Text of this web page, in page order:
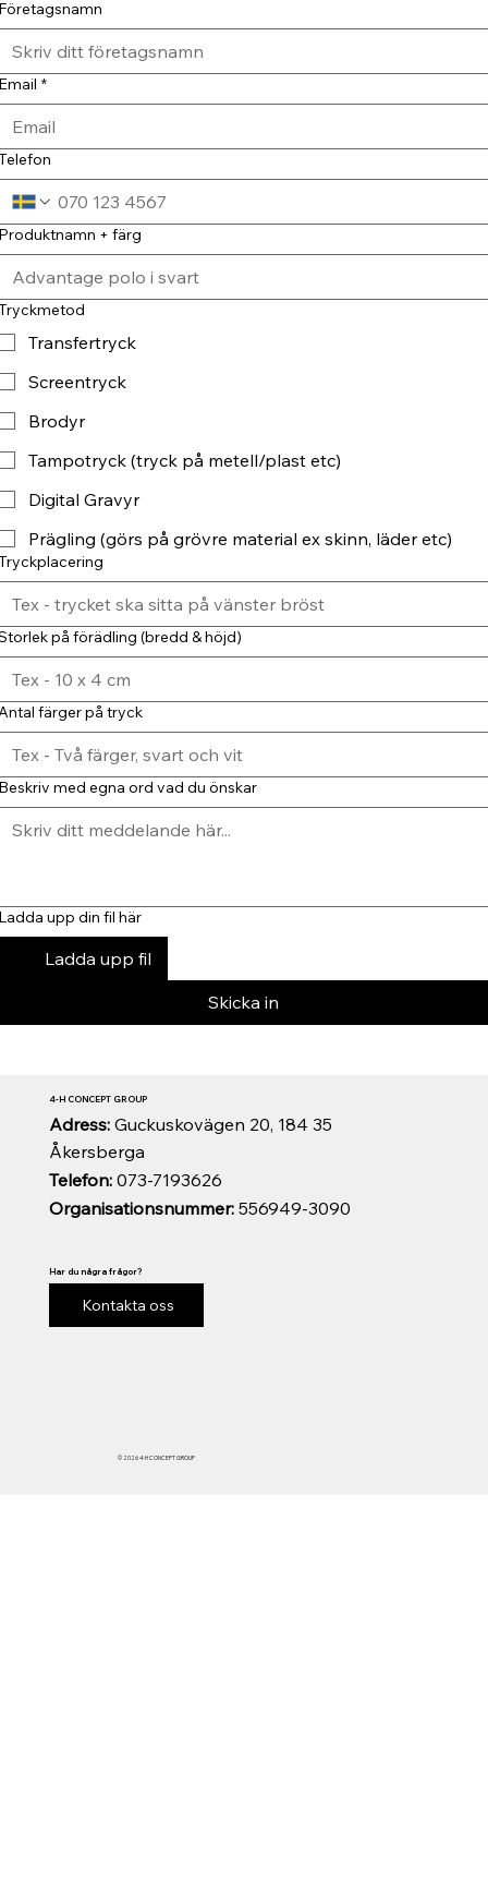
*
+ färg
Transfertryck
Screentryck
Brodyr
Tampotryck (tryck på metell/plast etc)
Digital Gravyr
Prägling (görs på grövre material ex skinn, läder etc)
på förädling (bredd & höjd)
färger på tryck
med egna ord vad du önskar
upp din fil här
Ladda upp fil
Skicka in
© 2026 4-H CONCEPT GROUP
Organisationsnummer:556949-3090
Telefon:073-7193626
Adress: Guckuskovägen 20, 184 35
Åkersberga
4-H CONCEPT GROUP
Har du några frågor?
Kontakta oss